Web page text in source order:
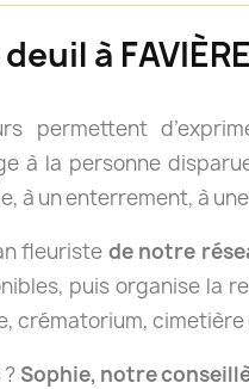
à
permettent
à la personne
un enterrement, à
fleuriste de notre
puis organise la
crématorium, cimetière
Sophie, notre